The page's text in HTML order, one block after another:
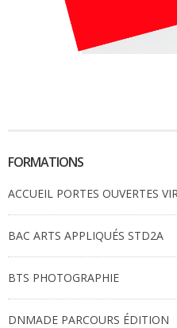
FORMATIONS
ACCUEIL PORTES OUVERTES
BAC ARTS APPLIQUÉS STD2A
BTS PHOTOGRAPHIE
DNMADE PARCOURS ÉDITION